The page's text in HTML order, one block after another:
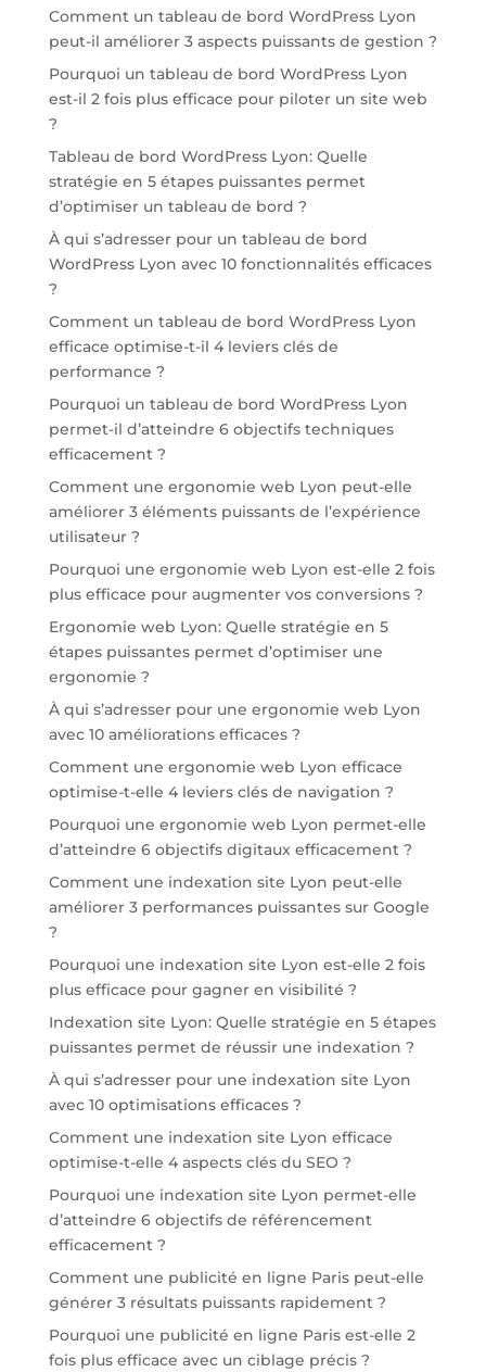
Comment un tableau de bord WordPress Lyon
peut-il améliorer 3 aspects puissants de gestion ?
Pourquoi un tableau de bord WordPress Lyon
est-il 2 fois plus efficace pour piloter un site web
?
Tableau de bord WordPress Lyon: Quelle
stratégie en 5 étapes puissantes permet
d’optimiser un tableau de bord ?
À qui s’adresser pour un tableau de bord
WordPress Lyon avec 10 fonctionnalités efficaces
?
Comment un tableau de bord WordPress Lyon
efficace optimise-t-il 4 leviers clés de
performance ?
Pourquoi un tableau de bord WordPress Lyon
permet-il d’atteindre 6 objectifs techniques
efficacement ?
Comment une ergonomie web Lyon peut-elle
améliorer 3 éléments puissants de l’expérience
utilisateur ?
Pourquoi une ergonomie web Lyon est-elle 2 fois
plus efficace pour augmenter vos conversions ?
Ergonomie web Lyon: Quelle stratégie en 5
étapes puissantes permet d’optimiser une
ergonomie ?
À qui s’adresser pour une ergonomie web Lyon
avec 10 améliorations efficaces ?
Comment une ergonomie web Lyon efficace
optimise-t-elle 4 leviers clés de navigation ?
Pourquoi une ergonomie web Lyon permet-elle
d’atteindre 6 objectifs digitaux efficacement ?
Comment une indexation site Lyon peut-elle
améliorer 3 performances puissantes sur Google
?
Pourquoi une indexation site Lyon est-elle 2 fois
plus efficace pour gagner en visibilité ?
Indexation site Lyon: Quelle stratégie en 5 étapes
puissantes permet de réussir une indexation ?
À qui s’adresser pour une indexation site Lyon
avec 10 optimisations efficaces ?
Comment une indexation site Lyon efficace
optimise-t-elle 4 aspects clés du SEO ?
Pourquoi une indexation site Lyon permet-elle
d’atteindre 6 objectifs de référencement
efficacement ?
Comment une publicité en ligne Paris peut-elle
générer 3 résultats puissants rapidement ?
Pourquoi une publicité en ligne Paris est-elle 2
fois plus efficace avec un ciblage précis ?